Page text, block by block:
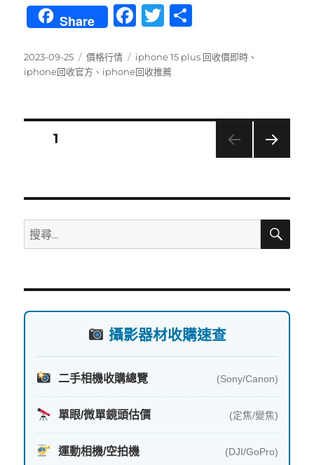
Share
F
c
e
o
T
it
te
發
佈
2023-09-25
分
類
價格行情
標
籤
iphone 15 plus 回收價即時 、
iphone回收官方 、 iphone回收推薦
分
頁
頁次1
搜
尋
鍵
搜
攝影器材收購速查
二手相機收購總覽 (Sony/Canon)
單眼/微單鏡頭估價 (定焦/變焦)
運動相機/空拍機 (DJI/GoPro)